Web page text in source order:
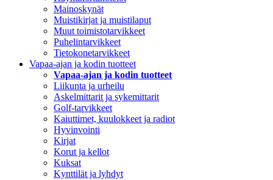
Mainoskynät
Muistikirjat ja muistilaput
Muut toimistotarvikkeet
Puhelintarvikkeet
Tietokonetarvikkeet
Vapaa-ajan ja kodin tuotteet
Vapaa-ajan ja kodin tuotteet
Liikunta ja urheilu
Askelmittarit ja sykemittarit
Golf-tarvikkeet
Kaiuttimet, kuulokkeet ja radiot
Hyvinvointi
Kirjat
Korut ja kellot
Kuksat
Kynttilät ja lyhdyt